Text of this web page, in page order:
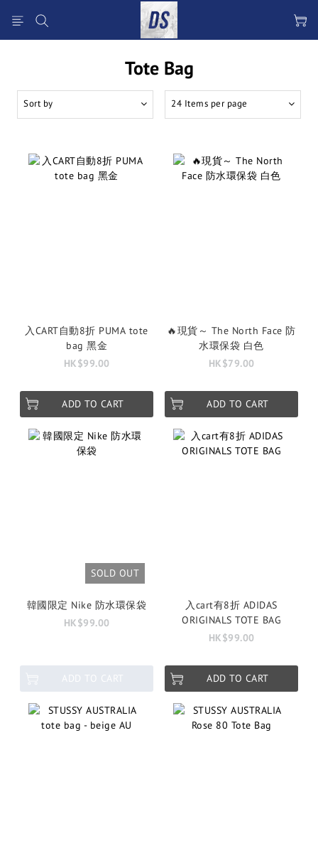
Tote Bag
Sort by 24 Items per page
入CART自動8折 PUMA tote
bag 黑金
HK$99.00
ADD TO CART
🔥現貨～ The North Face 防
水環保袋 白色
HK$79.00
ADD TO CART
SOLD OUT
韓國限定 Nike 防水環保袋
HK$99.00
ADD TO CART
入cart有8折 ADIDAS
ORIGINALS TOTE BAG
HK$99.00
ADD TO CART